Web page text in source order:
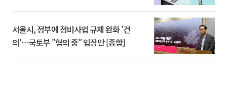
서울시, 정부에 정비사업 규제 완화 '건
의'⋯국토부 "협의 중" 입장만 [종합]